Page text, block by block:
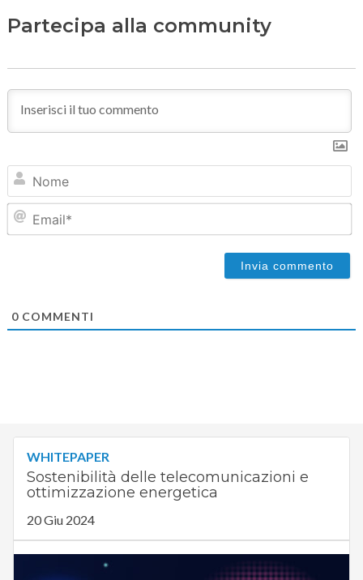
Partecipa alla community
0COMMENTI
WHITEPAPER
Sostenibilità delle telecomunicazioni e
ottimizzazione energetica
20 Giu 2024